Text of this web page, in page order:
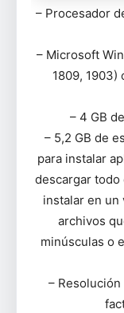
– Procesador
– Microsoft
1809, 1903)
– 4 GB
– 5,2 GB de
para instalar
descargar
instalar en un
archivos
minúsculas o
–